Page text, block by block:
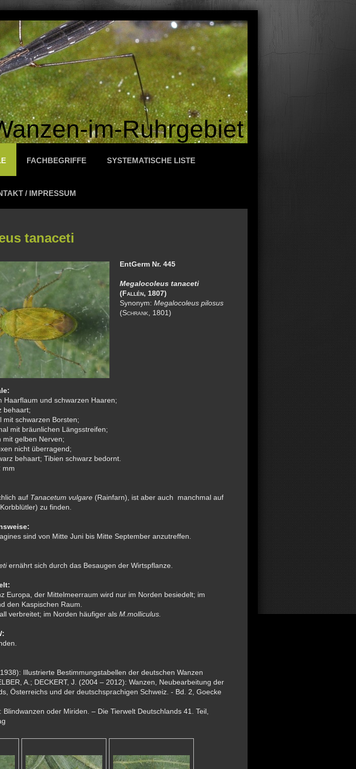
im-Ruhrgebiet
FACHBEGRIFFE SYSTEMATISCHE LISTE
/ IMPRESSUM
tanaceti
EntGerm Nr. 445
Megalocoleus tanaceti
(Fallén, 1807)
Synonym:Megalocoleus pilosus
(Schrank , 1801)
Haarflaum und schwarzen Haaren;
behaart;
mit schwarzen Borsten;
mit bräunlichen Längsstreifen;
mit gelben Nerven;
nicht überragend;
behaart; Tibien schwarz bedornt.
mm
auf Tanacetum vulgare (Rainfarn), ist aber auch manchmal auf
zu finden.
sind von Mitte Juni bis Mitte September anzutreffen.
ernährt sich durch das Besaugen der Wirtspflanze.
Europa, der Mittelmeerraum wird nur im Norden besiedelt; im
den Kaspischen Raum.
verbreitet; im Norden häufiger alsM.molliculus.
Illustrierte Bestimmungstabellen der deutschen Wanzen
A.; DECKERT, J. (2004 – 2012): Wanzen, Neubearbeitung der
Österreichs und der deutschsprachigen Schweiz. - Bd. 2, Goecke
Blindwanzen oder Miriden. – Die Tierwelt Deutschlands 41. Teil,